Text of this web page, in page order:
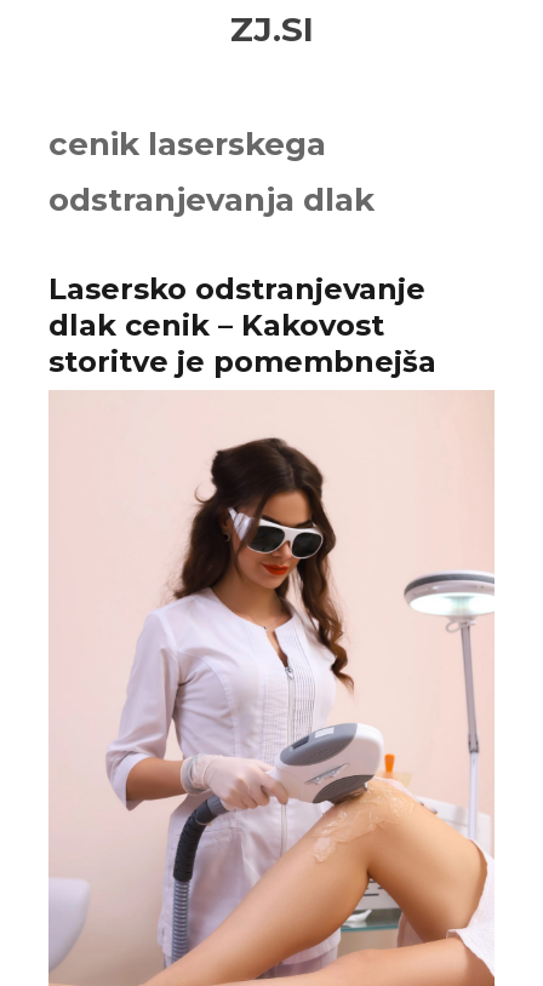
ZJ.SI
cenik laserskega
odstranjevanja dlak
Lasersko odstranjevanje
dlak cenik – Kakovost
storitve je pomembnejša